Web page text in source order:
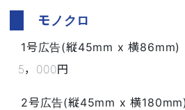
モノクロ
1号広告(縦45mm x 横
5，000円
2号広告(縦45mm x 横